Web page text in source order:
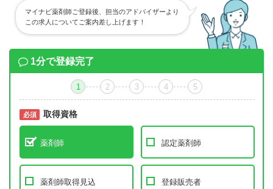
マイナビ薬剤師ご登録後、担当のアドバイザーより
この求人についてご案内差し上げます！
1分で登録完了
1 2 3 4 5
必須 取得資格
薬剤師 認定薬剤師
薬剤師取得見込 登録販売者